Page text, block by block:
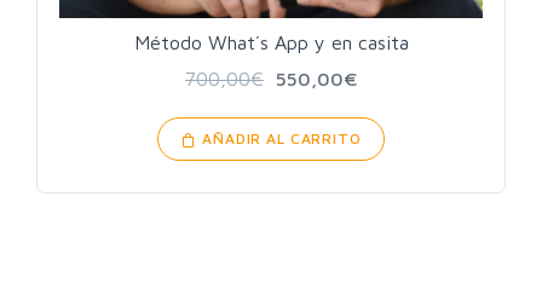
Método What´s App y en casita
700,00€ 550,00€
AÑADIR AL CARRITO